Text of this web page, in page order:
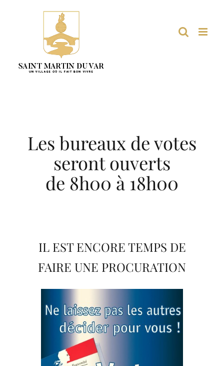
Les bureaux de votes
seront ouverts
de 8h00 à 18h00
IL EST ENCORE TEMPS DE
FAIRE UNE PROCURATION